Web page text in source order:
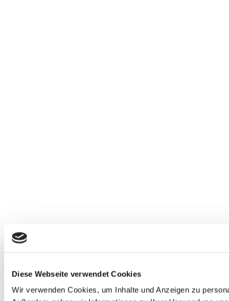
Diese Webseite verwendet Cookies
Wir verwenden Cookies, um Inhalte und Anzeigen zu